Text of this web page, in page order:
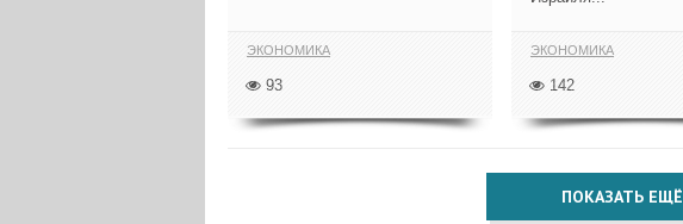
ЭКОНОМИКА
93
ЭКОНОМИКА
142
ПОКАЗАТЬ ЕЩЁ